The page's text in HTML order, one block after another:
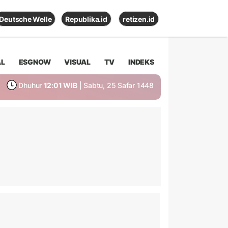
Welle Republika.id retizen.id
ESGNOW VISUAL TV INDEKS
Dhuhur 12:01 WIB | Sabtu, 25 Safar 1448